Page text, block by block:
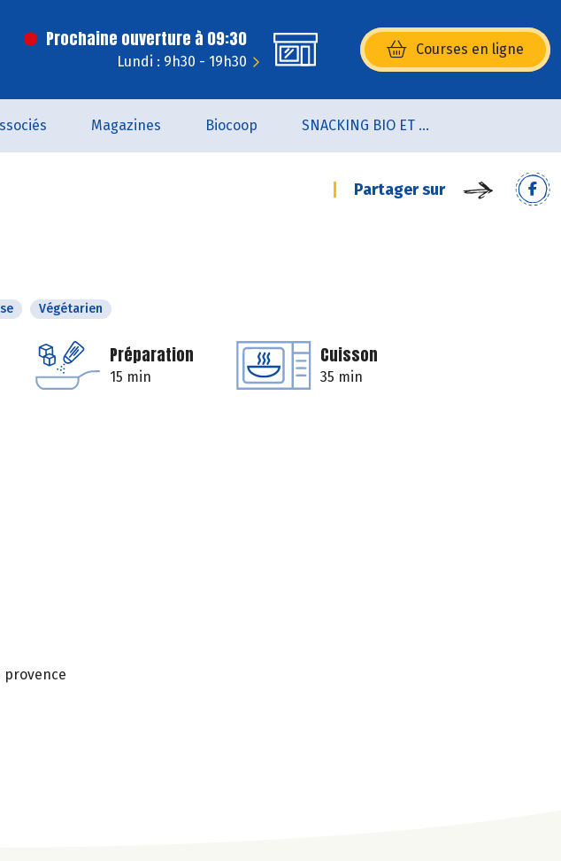
Prochaine ouverture à 09:30
Lundi : 9h30 - 19h30
Courses en ligne
(s’ouvre dans une nouvelle
Magazines Biocoop SNACKING BIO ET LOCAL
Partager sur
Végétarien
Préparation
15 min
Cuisson
35 min
provence